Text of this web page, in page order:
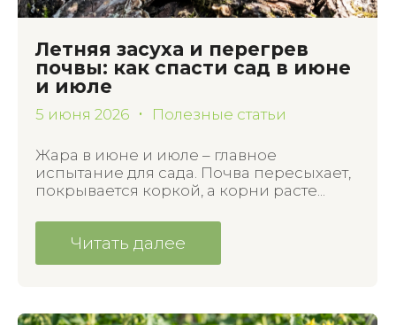
Летняя засуха и перегрев
почвы: как спасти сад в июне
и июле
5 июня 2026 Полезные статьи
Жара в июне и июле – главное
испытание для сада. Почва пересыхает,
покрывается коркой, а корни расте...
Читать далее